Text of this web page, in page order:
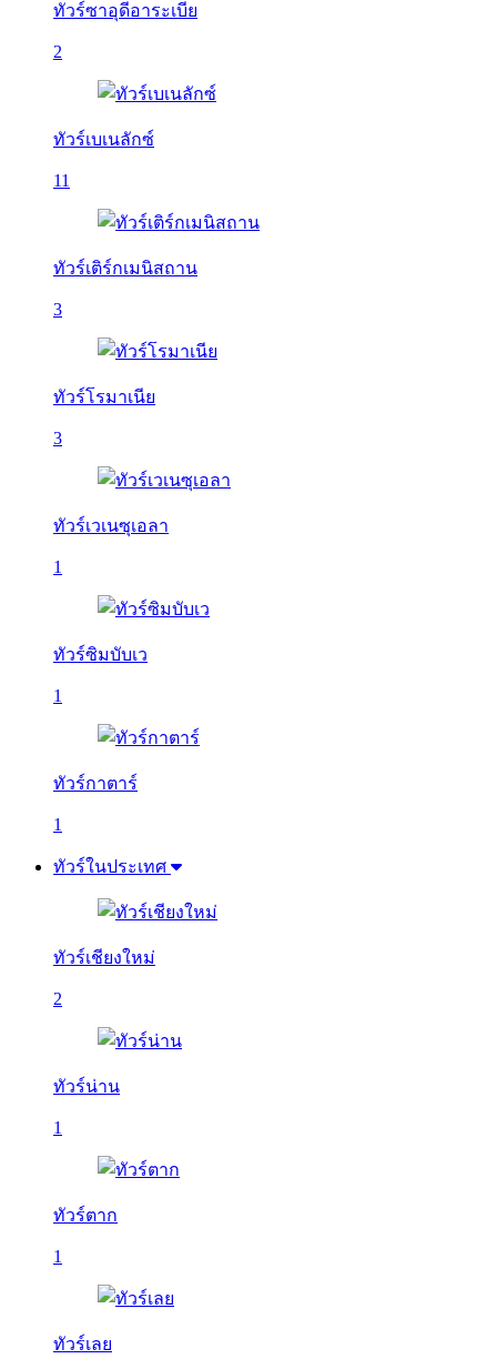
ทัวร์ซาอุดีอาระเบีย
2
ทัวร์เบเนลักซ์
11
ทัวร์เติร์กเมนิสถาน
3
ทัวร์โรมาเนีย
3
ทัวร์เวเนซุเอลา
1
ทัวร์ซิมบับเว
1
ทัวร์กาตาร์
1
ทัวร์ในประเทศ
ทัวร์เชียงใหม่
2
ทัวร์น่าน
1
ทัวร์ตาก
1
ทัวร์เลย